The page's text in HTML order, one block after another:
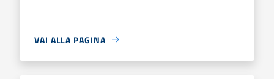
VAI ALLA PAGINA